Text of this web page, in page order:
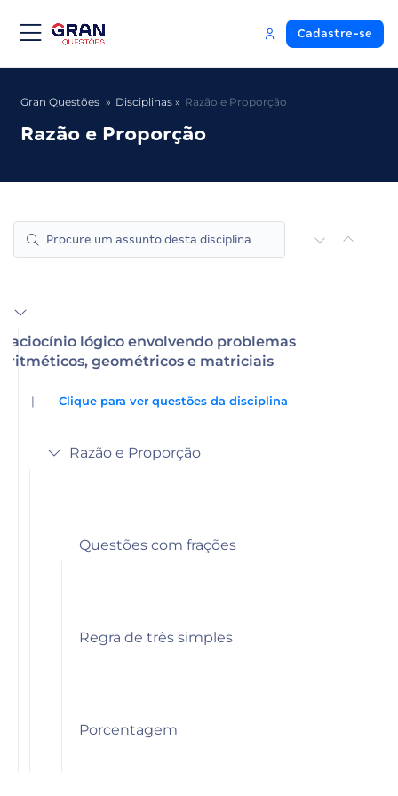
Cadastre-se
Gran Questões Disciplinas Razão e Proporção
Razão e Proporção
Raciocínio lógico envolvendo problemas
aritméticos, geométricos e matriciais
| Clique para ver questões da disciplina
Razão e Proporção
Questões com frações
Regra de três simples
Porcentagem